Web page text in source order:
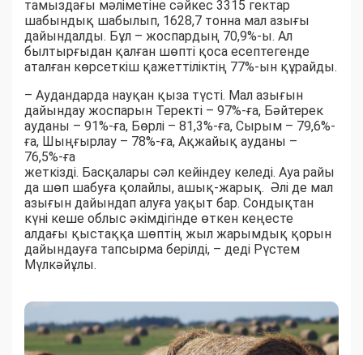
тамыздағы мәліметіне сәйкес 3315 гектар
шабындық шабылып, 1628,7 тонна мал азығы
дайындалды. Бұл – жоспардың 70,9%-ы. Ал
былтырғыдан қалған шөпті қоса есептегенде
аталған көрсеткіш қажеттіліктің 77%-ын құрайды.
– Аудандарда науқан қыза түсті. Мал азығын
дайындау жоспарын Теректі – 97%-ға, Бәйтерек
ауданы – 91%-ға, Бөрлі – 81,3%-ға, Сырым – 79,6%-
ға, Шыңғырлау – 78%-ға, Ақжайық ауданы –
76,5%-ға
жеткізді. Басқалары сәл кейіндеу келеді. Ауа райы
да шөп шабуға қолайлы, ашық-жарық. Әлі де мал
азығын дайындап алуға уақыт бар. Сондықтан
күні кеше облыс әкімдігінде өткен кеңесте
алдағы қыстаққа шөптің жыл жарымдық қорын
дайындауға тапсырма берілді, – деді Рүстем
Мүлкәйұлы.